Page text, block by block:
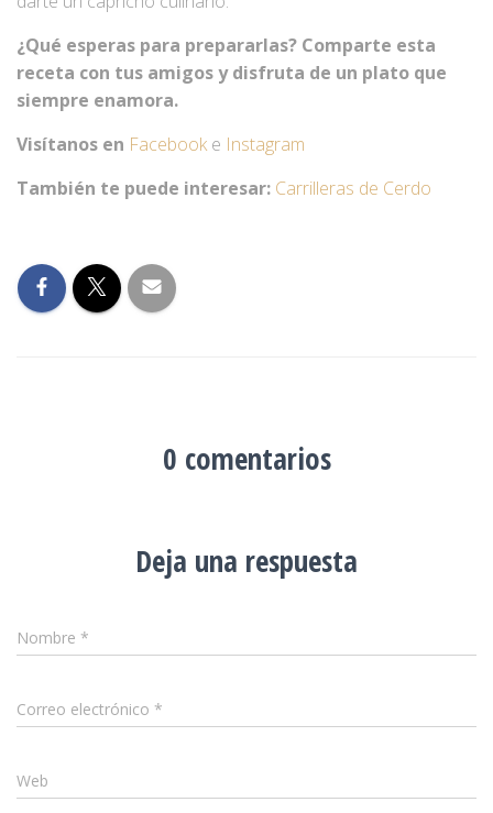
¿Qué esperas para prepararlas? Comparte esta
receta con tus amigos y disfruta de un plato que
siempre enamora.
Visítanos en Facebooke Instagram
También te puede interesar: Carrilleras de Cerdo
0 comentarios
Deja una respuesta
Nombre *
Correo electrónico *
Web